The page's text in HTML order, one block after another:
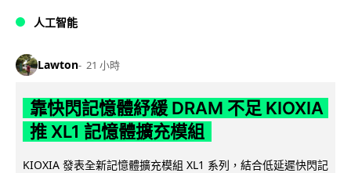
人工智能
Lawton 21 小時
靠快閃記憶體紓緩 DRAM 不足 KIOXIA
推 XL1 記憶體擴充模組
KIOXIA 發表全新記憶體擴充模組 XL1 系列，結合低延遲快閃記